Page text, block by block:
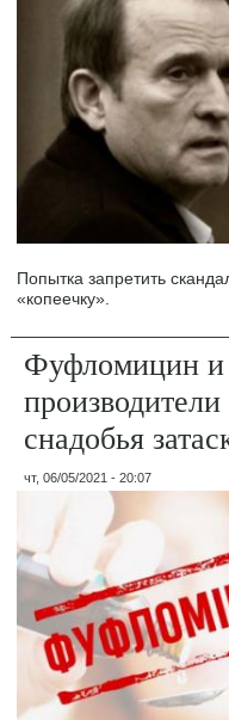
Попытка запретить
«копеечку».
Фуфломицин
снадобья
чт, 06/05/2021 - 20:07